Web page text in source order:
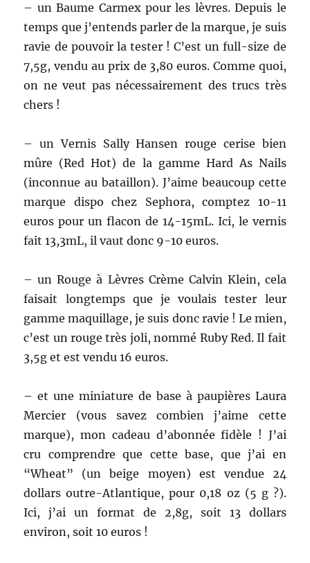
– un Baume Carmex pour les lèvres. Depuis le
temps que j’entends parler de la marque, je suis
ravie de pouvoir la tester ! C’est un full-size de
7,5g, vendu au prix de 3,80 euros. Comme quoi,
on ne veut pas nécessairement des trucs très
chers !
– un Vernis Sally Hansen rouge cerise bien
mûre (Red Hot) de la gamme Hard As Nails
(inconnue au bataillon). J’aime beaucoup cette
marque dispo chez Sephora, comptez 10-11
euros pour un flacon de 14-15mL. Ici, le vernis
fait 13,3mL, il vaut donc 9-10 euros.
– un Rouge à Lèvres Crème Calvin Klein, cela
faisait longtemps que je voulais tester leur
gamme maquillage, je suis donc ravie ! Le mien,
c’est un rouge très joli, nommé Ruby Red. Il fait
3,5g et est vendu 16 euros.
– et une miniature de base à paupières Laura
Mercier (vous savez combien j’aime cette
marque), mon cadeau d’abonnée fidèle ! J’ai
cru comprendre que cette base, que j’ai en
“Wheat” (un beige moyen) est vendue 24
dollars outre-Atlantique, pour 0,18 oz (5 g ?).
Ici, j’ai un format de 2,8g, soit 13 dollars
environ, soit 10 euros !